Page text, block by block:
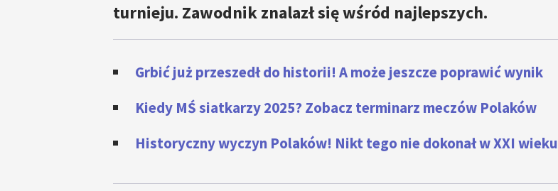
turnieju. Zawodnik znalazł się wśród najlepszych.
Grbić już przeszedł do historii! A może jeszcze poprawić wynik
Kiedy MŚ siatkarzy 2025? Zobacz terminarz meczów Polaków
Historyczny wyczyn Polaków! Nikt tego nie dokonał w XXI wieku